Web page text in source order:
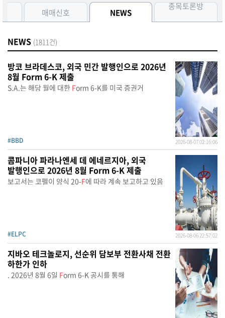
매매신호 NEWS
종목토론방
NEWS (1811건)
방코 브라데스코, 외국 민간 발행인으로 2026년
8월 Form 6-K 제출
S.A.는 해당 월에 대한 Form 6-K를 미국 증권거
#BBD 2026-08-07 02:16:06
콤파니아 파라나엔세 데 에네르지아, 외국
발행인으로 2026년 8월 Form 6-K 제출
보고서는 코펠이 양식 20-F에 따라 계속 보고하고 있음
#ELPC 2026-08-06 22:57:02
지바오 테크놀로지, 선순위 담보부 전환사채 전환
하한가 인하
. 2026년 8월 6일 Form 6-K 공시를 통해